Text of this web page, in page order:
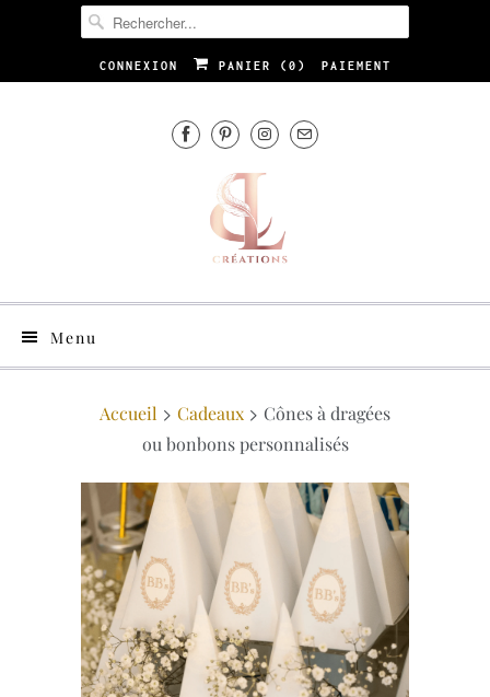
CONNEXION PANIER ( 0 ) PAIEMENT
Menu
Accueil Cadeaux
Cônes à dragées
ou bonbons personnalisés